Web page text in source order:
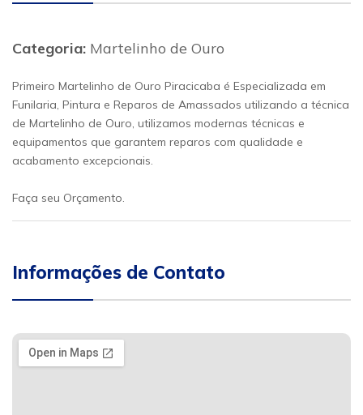
Categoria: Martelinho de Ouro
Primeiro Martelinho de Ouro Piracicaba é Especializada em
Funilaria, Pintura e Reparos de Amassados utilizando a técnica
de Martelinho de Ouro, utilizamos modernas técnicas e
equipamentos que garantem reparos com qualidade e
acabamento excepcionais.
Faça seu Orçamento.
Informações de Contato